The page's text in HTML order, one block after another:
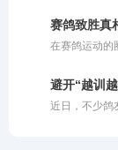
不可多得的快
其实是赛鸽市
赛鸽致胜真
在赛鸽运动
金，最终一定
子偶然飞出了
容易在后续的
避开“越训
近日，不少鸽